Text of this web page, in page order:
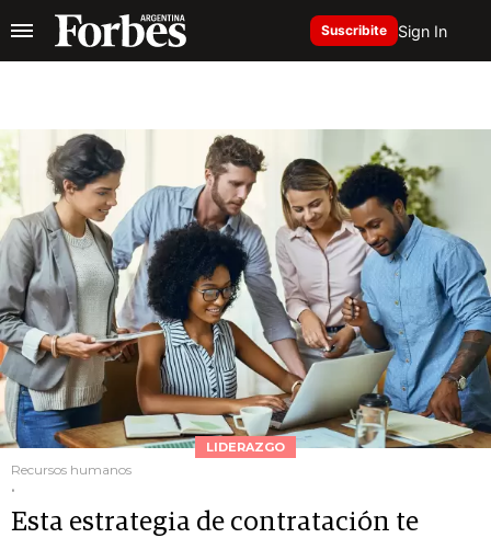
Suscribite Sign In
LIDERAZGO
Recursos humanos
.
Esta estrategia de contratación te